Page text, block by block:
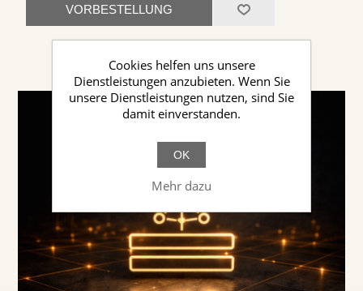
VORBESTELLUNG
Cookies helfen uns unsere
Dienstleistungen anzubieten. Wenn Sie
unsere Dienstleistungen nutzen, sind Sie
damit einverstanden.
OK
Mehr dazu